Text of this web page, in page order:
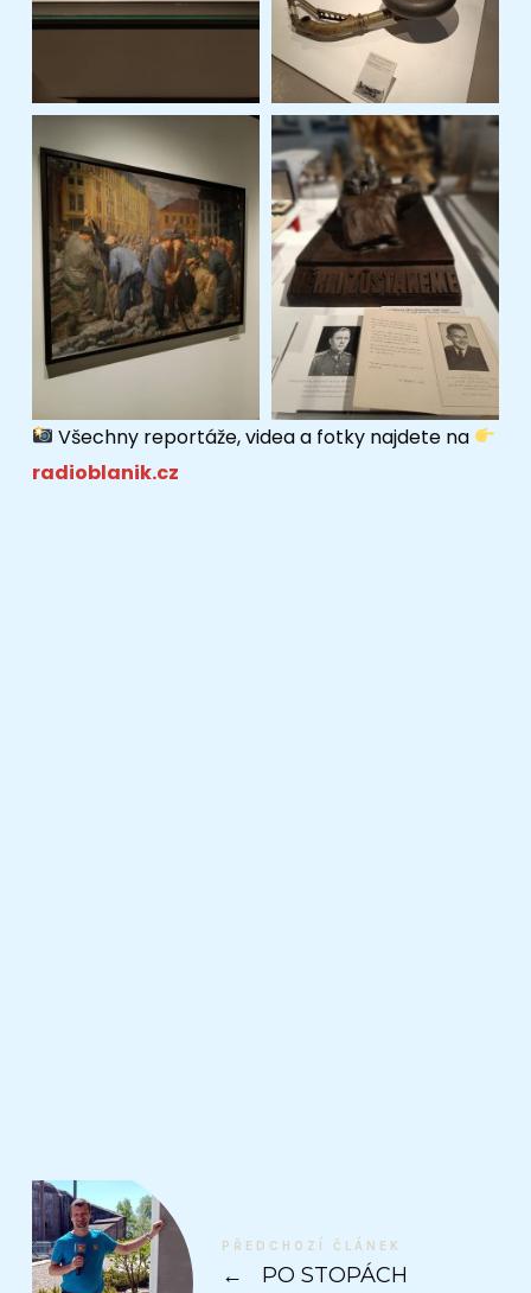
Všechny reportáže, videa a fotky najdete na
radioblanik.cz
PŘEDCHOZÍ ČLÁNEK
←
PO STOPÁCH